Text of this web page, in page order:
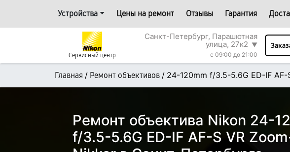
Устройства Цены на ремонт Отзывы Гарантия
Сервисный центр
Санкт-Петербург, Парашютная
улица, 27к2 ▼
c 09:00 до 21:00
Главная / Ремонт объективов / 24-120mm f/3.5-5.6G ED-IF
Ремонт объектива Nikon 24-
f/3.5-5.6G ED-IF AF-S VR